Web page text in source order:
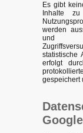
Es gibt
Inhalte
werden
und
statistische
erfolgt
gespeichert